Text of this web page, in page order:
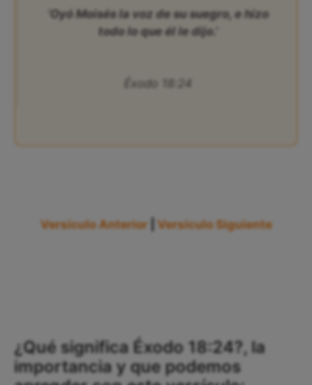
‘Oyó Moisés la voz de su suegro, e hizo
todo lo que él le dijo.’
Éxodo 18:24
Versículo Anterior Versículo Siguiente
¿Qué significa Éxodo 18:24?, la
importancia y que podemos